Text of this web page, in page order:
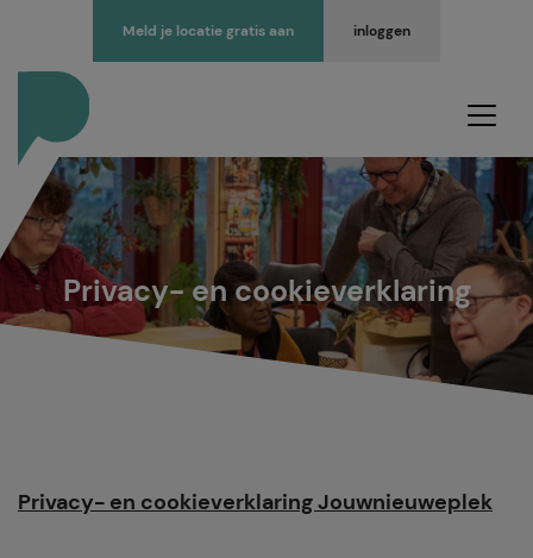
inloggen
Meld je locatie gratis aan
Privacy- en cookieverklaring
Privacy- en cookieverklaring Jouwnieuweplek